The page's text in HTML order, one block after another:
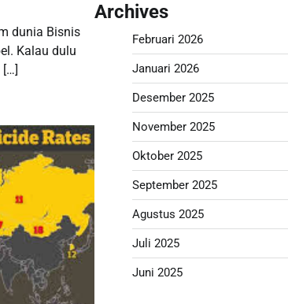
dunia Bisnis
Kalau dulu
Archives
Februari 2026
Januari 2026
Desember 2025
November 2025
Oktober 2025
September 2025
Agustus 2025
Juli 2025
Juni 2025